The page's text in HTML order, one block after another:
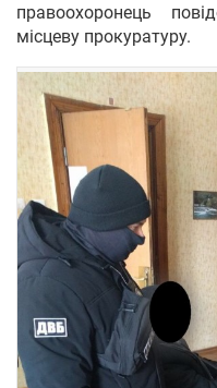
правоохоронець
місцеву прокуратуру.